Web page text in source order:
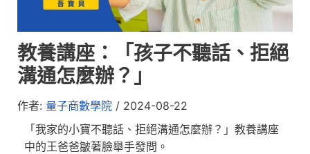
教養講座：「孩子不聽話、拒絕
溝通怎麼辦？」
作者: 量子商數學院 / 2024-08-22
「我家的小寶不聽話、拒絕溝通怎麼辦？」教養講座
中的王爸爸皺著臉舉手發問。